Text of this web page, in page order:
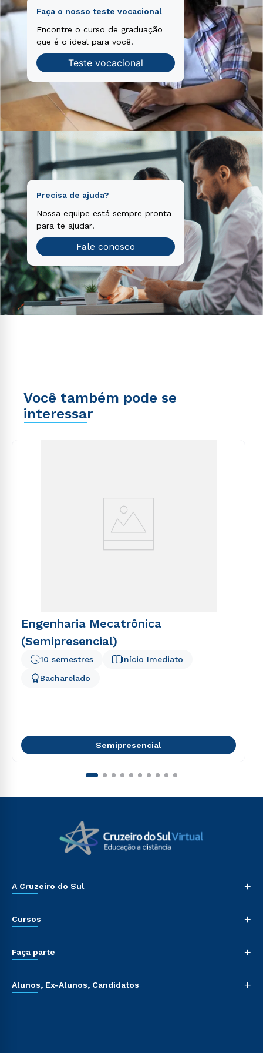
Faça o nosso teste vocacional
Encontre o curso de graduação
que é o ideal para você.
Teste vocacional
Precisa de ajuda?
Nossa equipe está sempre pronta
para te ajudar!
Fale conosco
Você também pode se
interessar
Engenharia Mecatrônica
(Semipresencial)
Início Imediato
10 semestres
Bacharelado
Semipresencial
A Cruzeiro do Sul +
Cursos +
Faça parte +
Alunos, Ex-Alunos, Candidatos +